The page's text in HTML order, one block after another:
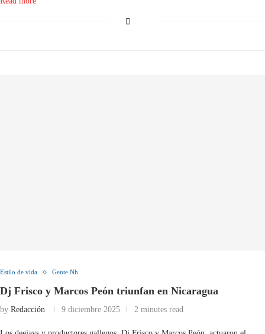
Estilo de vida Gente Nh
Dj Frisco y Marcos Peón triunfan en Nicaragua
by Redacción 9 diciembre 2025 2 minutes read